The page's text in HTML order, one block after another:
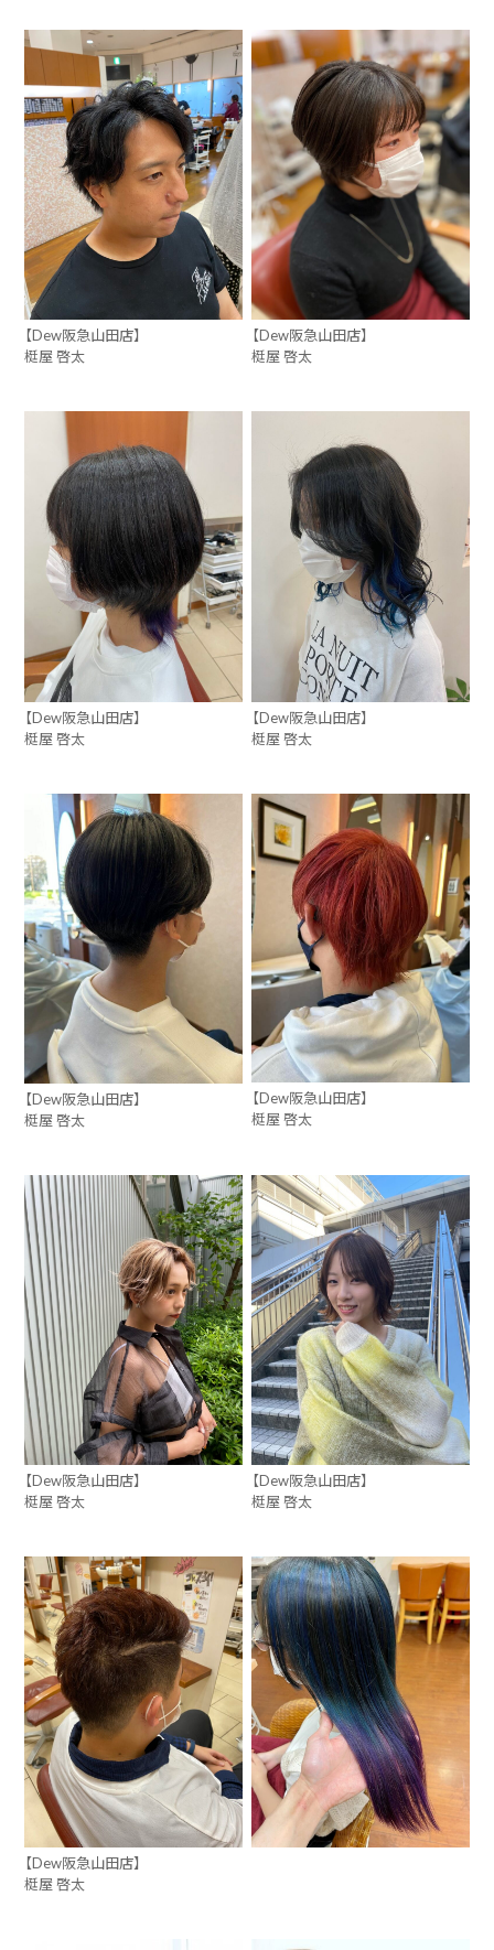
【Dew阪急山田店】
梃屋 啓太
【Dew阪急山田店】
梃屋 啓太
【Dew阪急山田店】
梃屋 啓太
【Dew阪急山田店】
梃屋 啓太
【Dew阪急山田店】
梃屋 啓太
【Dew阪急山田店】
梃屋 啓太
【Dew阪急山田店】
梃屋 啓太
【Dew阪急山田店】
梃屋 啓太
【Dew阪急山田店】
梃屋 啓太